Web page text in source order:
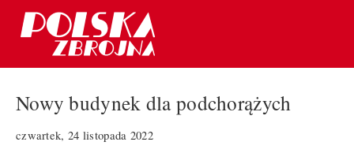
Nowy budynek dla podchorążych
czwartek, 24 listopada 2022